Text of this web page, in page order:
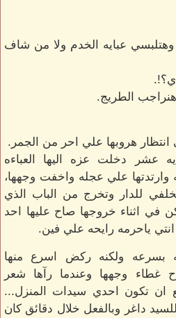
عبايه الخدم ولا من شاف
انتظار هروبها علي احر من الجمر.
عشر دخلت عزه اليها العباءه
علي عجله واخفت وجهها،
للدار وتخرج من الباب الذي
في اثناء خروجها صاح عليها احد
ياحرمه رايحه علي فين.
بسرعه ولكنه ركض اسرع منها
غطاء وجهها وعندما رآها شعر
ان تكون احدي سيدات المنزل...
داغر وبالفعل خلال دقائق كان